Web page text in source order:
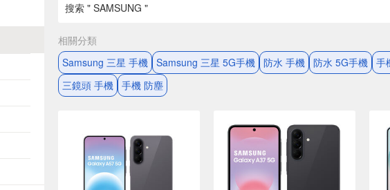
搜索 " SAMSUNG "
相關分類
Samsung 三星 手機 Samsung 三星 5G手機 防水 手機 防水 5G手機 手
三鏡頭 手機 手機 防塵